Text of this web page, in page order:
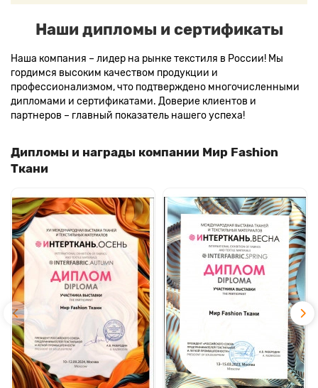
Наши дипломы и сертификаты
Наша компания – лидер на рынке текстиля в России! Мы
гордимся высоким качеством продукции и
профессионализмом, что подтверждено многочисленными
дипломами и сертификатами. Доверие клиентов и
партнеров – главный показатель нашего успеха!
Дипломы и награды компании Мир Fashion
Ткани